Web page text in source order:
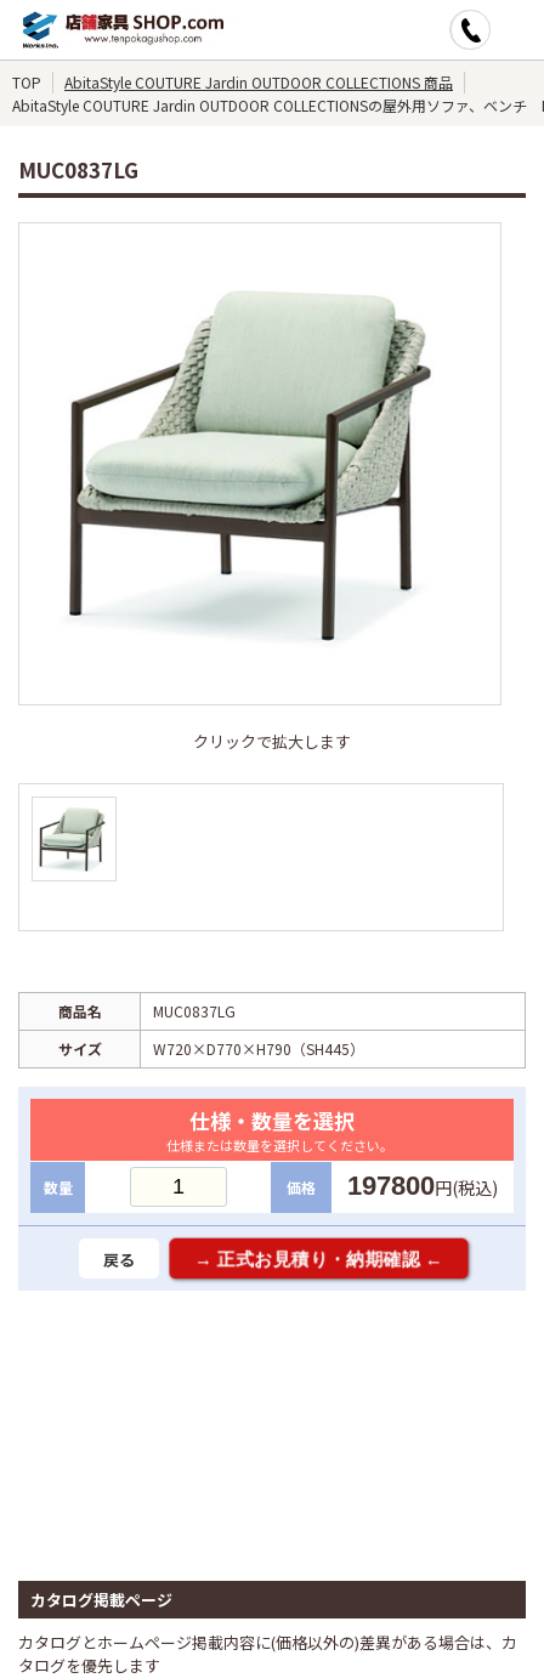
TOP
AbitaStyle COUTURE Jardin OUTDOOR COLLECTIONS 商品
AbitaStyle COUTURE Jardin OUTDOOR COLLECTIONSの屋外用ソファ、ベンチ
MUC0837LG
クリックで拡大します
商品名
MUC0837LG
サイズ
W720×D770×H790（SH445）
仕様・数量を選択
仕様または数量を選択してください。
数量 価格 197800円(税込)
戻る
カタログ掲載ページ
カタログとホームページ掲載内容に(価格以外の)差異がある場合は、カ
タログを優先します